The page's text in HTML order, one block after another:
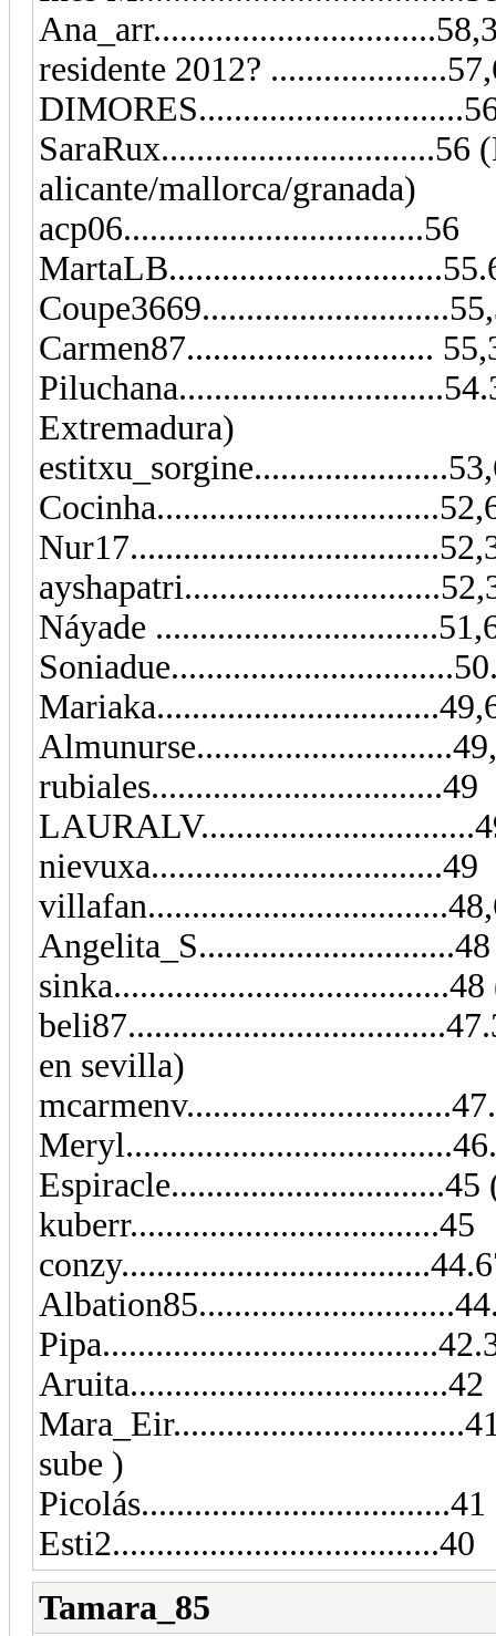
residente 2012?
SaraRux...............................56
alicante/mallorca/granada)
acp06..................................56
Carmen87............................
Extremadura)
Náyade
rubiales.................................49
nievuxa.................................49
en sevilla)
kuberr...................................45
Aruita....................................42
sube )
Picolás...................................41
Esti2.....................................40
Tamara_85